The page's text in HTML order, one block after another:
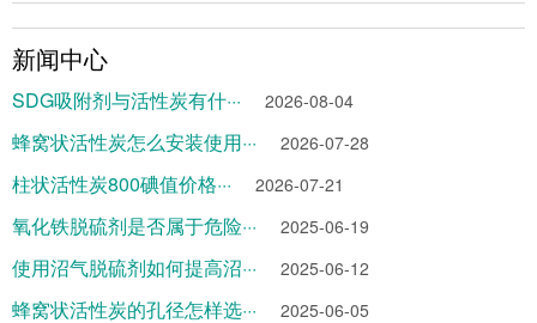
新闻中心
SDG吸附剂与活性炭有什··· 2026-08-04
蜂窝状活性炭怎么安装使用··· 2026-07-28
柱状活性炭800碘值价格··· 2026-07-21
氧化铁脱硫剂是否属于危险··· 2025-06-19
使用沼气脱硫剂如何提高沼··· 2025-06-12
蜂窝状活性炭的孔径怎样选··· 2025-06-05